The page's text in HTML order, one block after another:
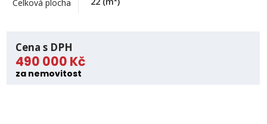
Celková plocha
Cena s DPH
490 000 Kč
za nemovitost